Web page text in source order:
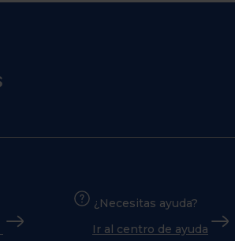
¿Necesitas ayuda?
Ir al centro de ayuda